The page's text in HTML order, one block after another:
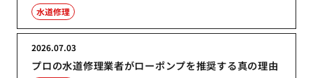
水道修理
プロの水道修理業者がローポンプを推奨する真の理由
2026.07.03